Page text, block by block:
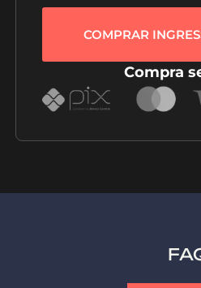
COMPRAR
Compra